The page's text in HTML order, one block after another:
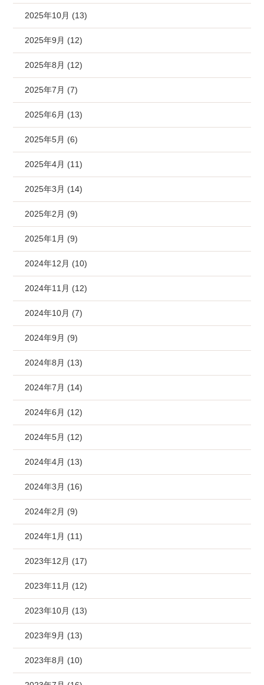
2025年10月 (13)
2025年9月 (12)
2025年8月 (12)
2025年7月 (7)
2025年6月 (13)
2025年5月 (6)
2025年4月 (11)
2025年3月 (14)
2025年2月 (9)
2025年1月 (9)
2024年12月 (10)
2024年11月 (12)
2024年10月 (7)
2024年9月 (9)
2024年8月 (13)
2024年7月 (14)
2024年6月 (12)
2024年5月 (12)
2024年4月 (13)
2024年3月 (16)
2024年2月 (9)
2024年1月 (11)
2023年12月 (17)
2023年11月 (12)
2023年10月 (13)
2023年9月 (13)
2023年8月 (10)